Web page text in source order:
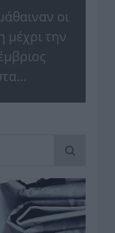
οι
την